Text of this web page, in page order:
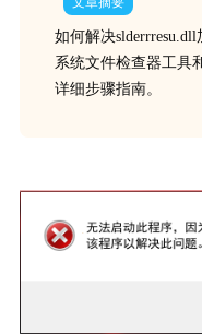
如何解决
系统文件检查器工具
详细步骤指南。